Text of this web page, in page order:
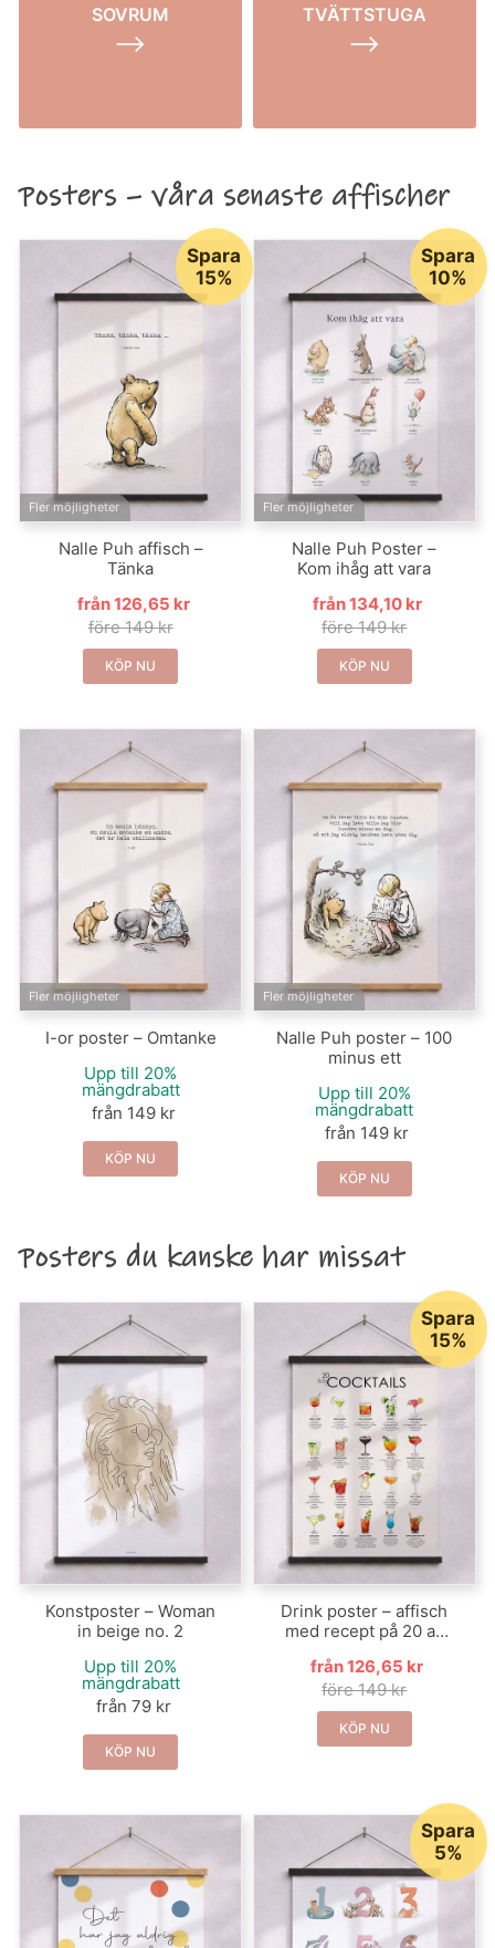
SOVRUM
⟶
TVÄTTSTUGA
⟶
Posters – våra senaste affischer
Fler möjligheter
Nalle Puh affisch –
Tänka
från 126,65 kr
före 149 kr
Spara
15%
KÖP NU
Fler möjligheter
Nalle Puh Poster –
Kom ihåg att vara
från 134,10 kr
före 149 kr
Spara
10%
KÖP NU
Fler möjligheter
I-or poster – Omtanke
Upp till 20%
mängdrabatt
från 149 kr
KÖP NU
Fler möjligheter
Nalle Puh poster – 100
minus ett
Upp till 20%
mängdrabatt
från 149 kr
KÖP NU
Posters du kanske har missat
Konstposter – Woman
in beige no. 2
Upp till 20%
mängdrabatt
från 79 kr
KÖP NU
Drink poster – affisch
med recept på 20 av
mumsiga!) cocktails
från 126,65 kr
före 149 kr
Spara
15%
KÖP NU
Spara
5%